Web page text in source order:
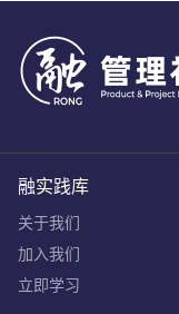
融实践库
关于我们
加入我们
立即学习